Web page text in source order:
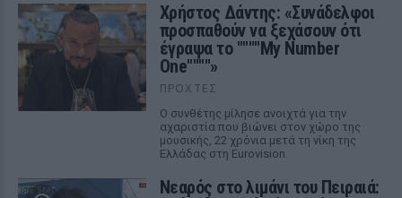
Χρήστος Δάντης: «Συνάδελφοι
προσπαθούν να ξεχάσουν ότι
έγραψα το """"My Number
One""""»
ΠΡΟΧΤΈΣ
Ο συνθέτης μίλησε ανοιχτά για την
αχαριστία που βιώνει στον χώρο της
μουσικής, 22 χρόνια μετά τη νίκη της
Ελλάδας στη Eurovision.
Νεαρός στο λιμάνι του Πειραιά: